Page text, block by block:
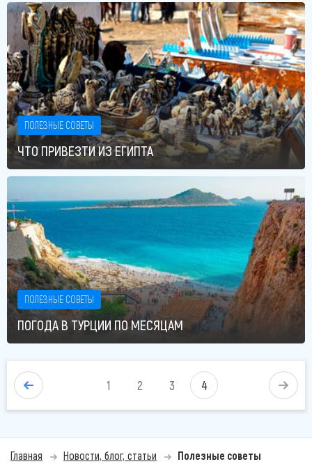
ПОЛЕЗНЫЕ СОВЕТЫ
ЧТО ПРИВЕЗТИ ИЗ ЕГИПТА
ПОЛЕЗНЫЕ СОВЕТЫ
ПОГОДА В ТУРЦИИ ПО МЕСЯЦАМ
1 2 3 4
Главная Новости, блог, статьи Полезные советы